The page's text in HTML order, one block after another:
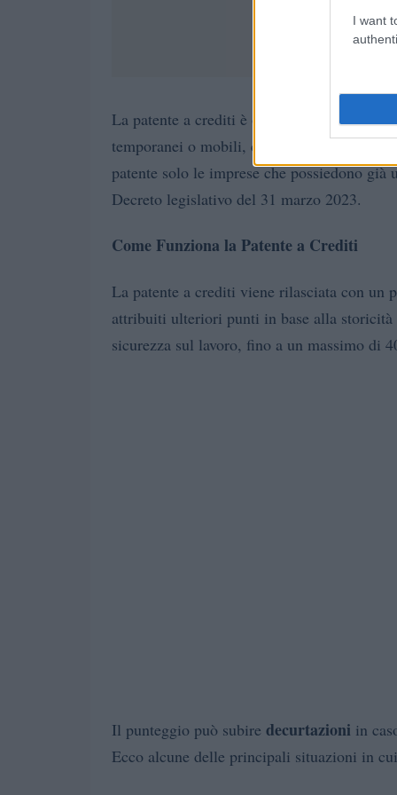
I want
La patente a crediti è obbligatoria per le
temporanei o mobili, come stabilito dal
patente solo le imprese che possiedono già
Decreto legislativo del 31 marzo 2023.
Come Funziona la Patente a Crediti
La patente a crediti viene rilasciata con un
attribuiti ulteriori punti in base alla
sicurezza sul lavoro, fino a un massimo di
Il punteggio può subire decurtazioni in
Ecco alcune delle principali situazioni in